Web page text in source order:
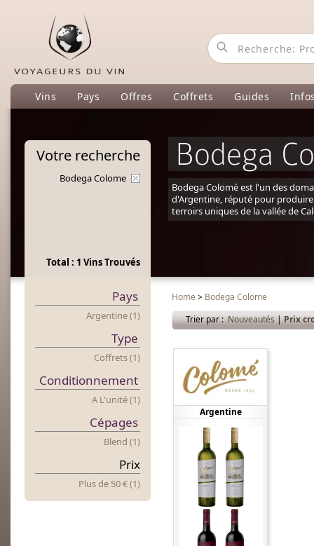
Vins Pays Offres Coffrets Guides
Votre recherche
Bodega Colome
Total : 1 Vins Trouvés
Pays
Argentine (1)
Type
Coffrets (1)
Conditionnement
A L'unité (1)
Cépages
Blend (1)
Prix
PlusdE 50 € (1)
Bodega
Bodega Colomé est l'un des
d'Argentine, réputé pour
terroirs uniques de la vallée de
Home > Bodega Colome
Trier par :Nouveautés|Prix
Argentine